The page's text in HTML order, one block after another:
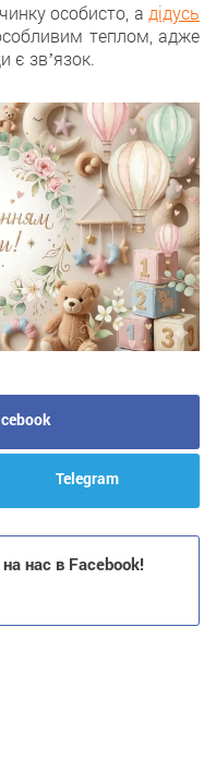
особисто, а дідусь
теплом, адже
є звʼязок.
Telegram
нас в Facebook!